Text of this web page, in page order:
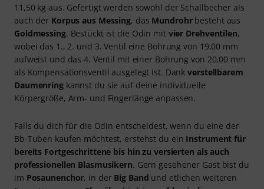
Geradezu magisch schwingt dieThomann Odin Bb-Tuba
und liefert damit den sonordurchsetzungsfähigen Klang
zum vergleichsweiseniedrigen Preis. Die positiven
Argumente der 4/4-Tuba beginnen bei der guten
Bespielbarkeit, reichen über denangenehmen Soundund
enden bei der Ausstattung mitQuartventilnoch lange
nicht. Die Thomann Odin Bb-Tuba präsentiert ihre
musikalischen Qualitäten als 4/4-Instrument und zeichnet
11,50 kg aus. Gefertigt werden sowohl der Schallbecher als
auch derKorpus aus Messing, dasMundrohrbesteht aus
Goldmessing. Bestückt ist die Odin mitvier Drehventilen
wobei das 1., 2. und 3. Ventil eine Bohrung von 19,00 mm
aufweist und das 4. Ventil mit einer Bohrung von 20,00 mm